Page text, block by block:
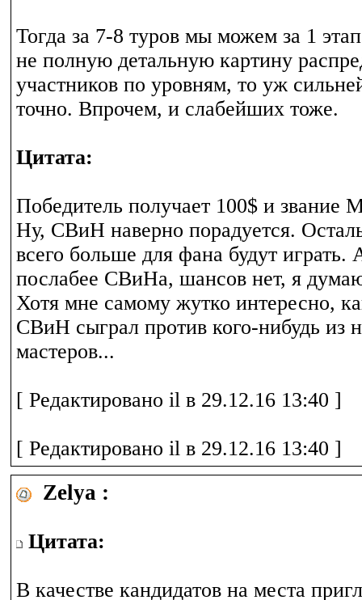
Тогда за 7-8 туров мы можем за 1
не полную детальную картину
участников по уровням, то уж
точно. Впрочем, и слабейших тоже.
Цитата:
Победитель получает 100$ и звание
Ну, СВиН наверно порадуется.
всего больше для фана будут играть.
послабее СВиНа, шансов нет, я
Хотя мне самому жутко интересно,
СВиН сыграл против кого-нибудь из
мастеров...
[ Редактировано il в 29.12.16 13:40 ]
[ Редактировано il в 29.12.16 13:40 ]
Zelya :
Цитата:
В качестве кандидатов на места